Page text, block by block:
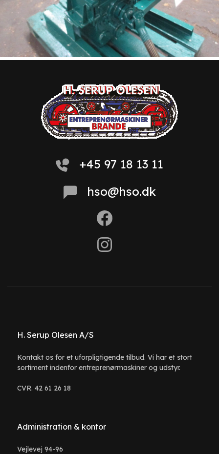
+45 97 18 13 11
hso@hso.dk
H. Serup Olesen A/S
Kontakt os for et uforpligtigende tilbud. Vi har et stort
sortiment indenfor entreprenørmaskiner og udstyr.
CVR. 42 61 26 18
Administration & kontor
Vejlevej 94-96